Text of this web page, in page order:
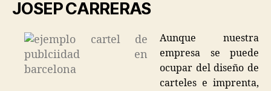
JOSEP CARRERAS
Aunque nuestra
empresa se puede
ocupar del diseño de
carteles e imprenta,